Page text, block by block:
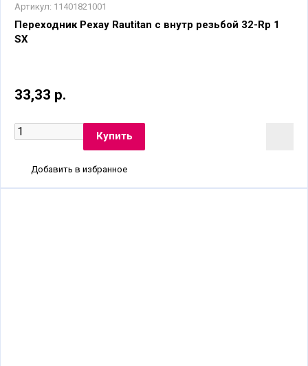
Артикул: 11401821001
Переходник Рехау Rautitan с внутр резьбой 32-Rp 1
SX
33,33 р.
Добавить в избранное